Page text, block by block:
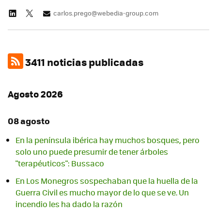
carlos.prego@webedia-group.com
3411 noticias publicadas
Agosto 2026
08 agosto
En la península ibérica hay muchos bosques, pero
solo uno puede presumir de tener árboles
"terapéuticos": Bussaco
En Los Monegros sospechaban que la huella de la
Guerra Civil es mucho mayor de lo que se ve. Un
incendio les ha dado la razón